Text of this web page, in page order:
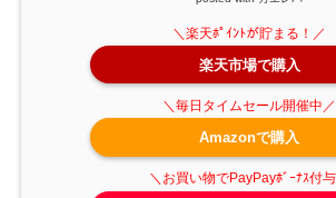
楽天市場で購入
Amazonで購入